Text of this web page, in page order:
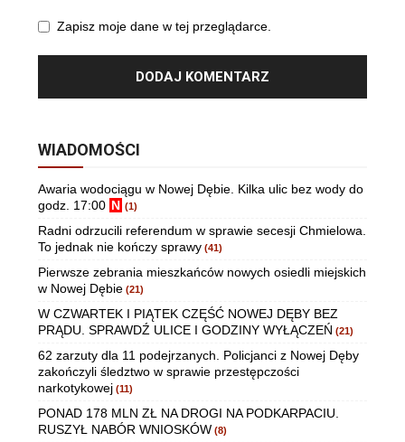
Zapisz moje dane w tej przeglądarce.
WIADOMOŚCI
Awaria wodociągu w Nowej Dębie. Kilka ulic bez wody do
godz. 17:00 N (1)
Radni odrzucili referendum w sprawie secesji Chmielowa.
To jednak nie kończy sprawy (41)
Pierwsze zebrania mieszkańców nowych osiedli miejskich
w Nowej Dębie (21)
W CZWARTEK I PIĄTEK CZĘŚĆ NOWEJ DĘBY BEZ
PRĄDU. SPRAWDŹ ULICE I GODZINY WYŁĄCZEŃ (21)
62 zarzuty dla 11 podejrzanych. Policjanci z Nowej Dęby
zakończyli śledztwo w sprawie przestępczości
narkotykowej (11)
PONAD 178 MLN ZŁ NA DROGI NA PODKARPACIU.
RUSZYŁ NABÓR WNIOSKÓW (8)